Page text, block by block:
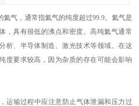
氦气，通常指氦气的纯度超过99.9。氦气是
，具有很低的沸点和密度。高纯氦气通常
析、半导体制造、激光技术等领域。在这
度要求较高，因为杂质的存在可能会影响
运输过程中应注意防止气体泄漏和压力过